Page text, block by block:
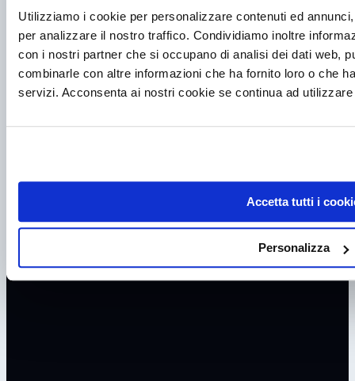
Utilizziamo i cookie per personalizzare contenuti ed
per analizzare il nostro traffico. Condividiamo inoltre
con i nostri partner che si occupano di analisi dei dati web,
combinarle con altre informazioni che ha fornito loro o che
servizi. Acconsenta ai nostri cookie se continua ad
Accetta tutti i
Personalizza
Post successivo
Cappe chimiche da laboratorio